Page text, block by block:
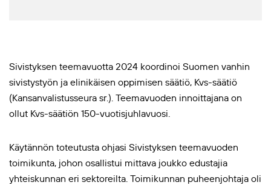
Sivistyksen teemavuotta 2024 koordinoi Suomen vanhin
sivistystyön ja elinikäisen oppimisen säätiö, Kvs-säätiö
(Kansanvalistusseura sr.). Teemavuoden innoittajana on
ollut Kvs-säätiön 150-vuotisjuhlavuosi.
Käytännön toteutusta ohjasi Sivistyksen teemavuoden
toimikunta, johon osallistui mittava joukko edustajia
yhteiskunnan eri sektoreilta. Toimikunnan puheenjohtaja oli